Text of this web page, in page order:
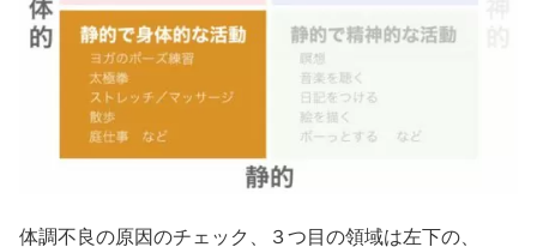
体調不良の原因のチェック、３つ目の領域は左下の、